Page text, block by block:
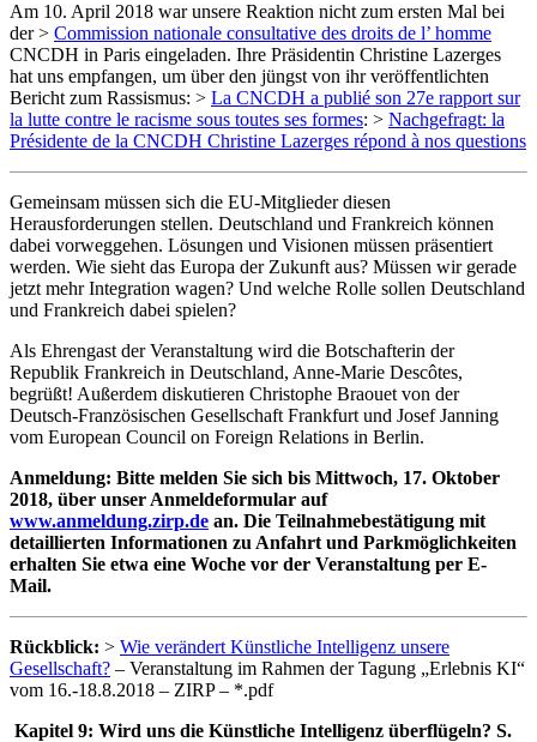
Am 10. April 2018 war unsere Reaktion nicht zum ersten Mal bei
der > Commission nationale consultative des droits de l’ homme
CNCDH in Paris eingeladen. Ihre Präsidentin Christine Lazerges
hat uns empfangen, um über den jüngst von ihr veröffentlichten
Bericht zum Rassismus: > La CNCDH a publié son 27e rapport sur
la lutte contre le racisme sous toutes ses formes: > Nachgefragt: la
Présidente de la CNCDH Christine Lazerges répond à nos questions
Gemeinsam müssen sich die EU-Mitglieder diesen
Herausforderungen stellen. Deutschland und Frankreich können
dabei vorweggehen. Lösungen und Visionen müssen präsentiert
werden. Wie sieht das Europa der Zukunft aus? Müssen wir gerade
jetzt mehr Integration wagen? Und welche Rolle sollen Deutschland
und Frankreich dabei spielen?
Als Ehrengast der Veranstaltung wird die Botschafterin der
Republik Frankreich in Deutschland, Anne-Marie Descôtes,
begrüßt! Außerdem diskutieren Christophe Braouet von der
Deutsch-Französischen Gesellschaft Frankfurt und Josef Janning
vom European Council on Foreign Relations in Berlin.
Anmeldung: Bitte melden Sie sich bis Mittwoch, 17. Oktober
2018, über unser Anmeldeformular auf
www.anmeldung.zirp.de an. Die Teilnahmebestätigung mit
detaillierten Informationen zu Anfahrt und Parkmöglichkeiten
erhalten Sie etwa eine Woche vor der Veranstaltung per E-
Mail.
Rückblick: > Wie verändert Künstliche Intelligenz unsere
Gesellschaft? – Veranstaltung im Rahmen der Tagung „Erlebnis KI“
vom 16.-18.8.2018 – ZIRP – *.pdf
Kapitel 9: Wird uns die Künstliche Intelligenz überflügeln? S.